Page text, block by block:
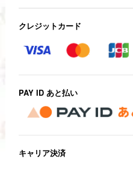
クレジットカード
PAY ID あと払い
キャリア決済